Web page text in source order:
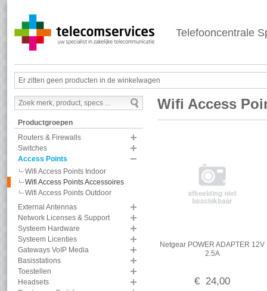
Telefooncentrale
Er zitten geen producten in de winkelwagen
Productgroepen
Routers & Firewalls
Switches
Access Points
Wifi Access Points Indoor
Wifi Access Points Accessoires
Wifi Access Points Outdoor
External Antennas
Network Licenses & Support
Systeem Hardware
Systeem Licenties
Gateways VoIP Media
Basisstations
Toestellen
Headsets
Wifi Access
Netgear POWER ADAPTER 12V
2.5A
€ 24,00